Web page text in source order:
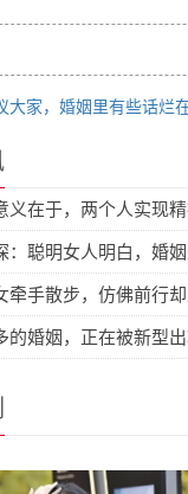
大家，婚姻里有些话烂
义在于，两个人实现
：聪明女人明白，婚
牵手散步，仿佛前行
的婚姻，正在被新型